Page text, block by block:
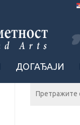
ДОГАЂАЈИ